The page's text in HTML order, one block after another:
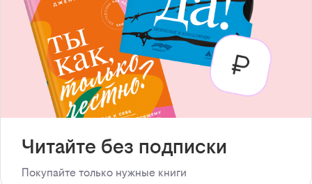
Читайте без подписки
Покупайте только нужные книги